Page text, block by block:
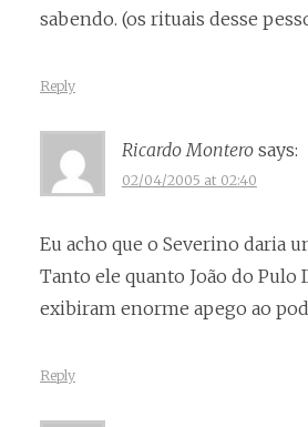
sabendo. (os rituais desse
Reply
Ricardo Montero says:
02/04/2005 at 02:40
Eu acho que o Severino daria
Tanto ele quanto João do Pulo
exibiram enorme apego ao
Reply